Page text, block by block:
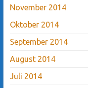
November 2014
Oktober 2014
September 2014
August 2014
Juli 2014